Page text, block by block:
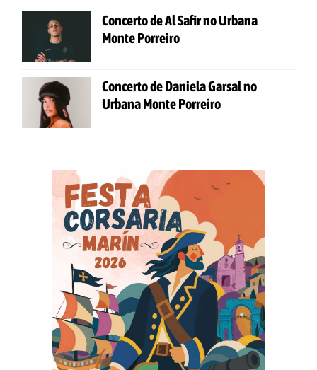
Concerto de Al Safir no Urbana
Monte Porreiro
Concerto de Daniela Garsal no
Urbana Monte Porreiro